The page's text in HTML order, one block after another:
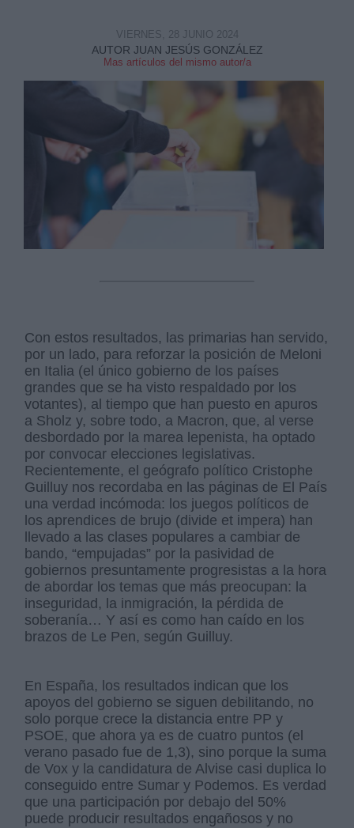
AUTOR JUAN JESÚS GONZÁLEZ
Mas artículos del mismo autor/a
VIERNES, 28 JUNIO 2024
Con estos resultados, las primarias han servido,
por un lado, para reforzar la posición de Meloni
en Italia (el único gobierno de los países
grandes que se ha visto respaldado por los
votantes), al tiempo que han puesto en apuros
a Sholz y, sobre todo, a Macron, que, al verse
desbordado por la marea lepenista, ha optado
por convocar elecciones legislativas.
Recientemente, el geógrafo político Cristophe
Guilluy nos recordaba en las páginas de El País
una verdad incómoda: los juegos políticos de
los aprendices de brujo (divide et impera) han
llevado a las clases populares a cambiar de
bando, “empujadas” por la pasividad de
gobiernos presuntamente progresistas a la hora
de abordar los temas que más preocupan: la
inseguridad, la inmigración, la pérdida de
soberanía… Y así es como han caído en los
brazos de Le Pen, según Guilluy.
En España, los resultados indican que los
apoyos del gobierno se siguen debilitando, no
solo porque crece la distancia entre PP y
PSOE, que ahora ya es de cuatro puntos (el
verano pasado fue de 1,3), sino porque la suma
de Vox y la candidatura de Alvise casi duplica lo
conseguido entre Sumar y Podemos. Es verdad
que una participación por debajo del 50%
puede producir resultados engañosos y no